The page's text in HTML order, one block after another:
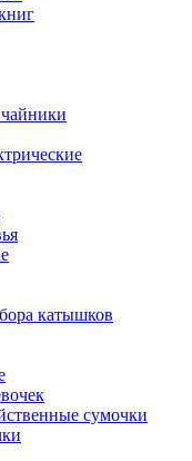
катышков
сумочки